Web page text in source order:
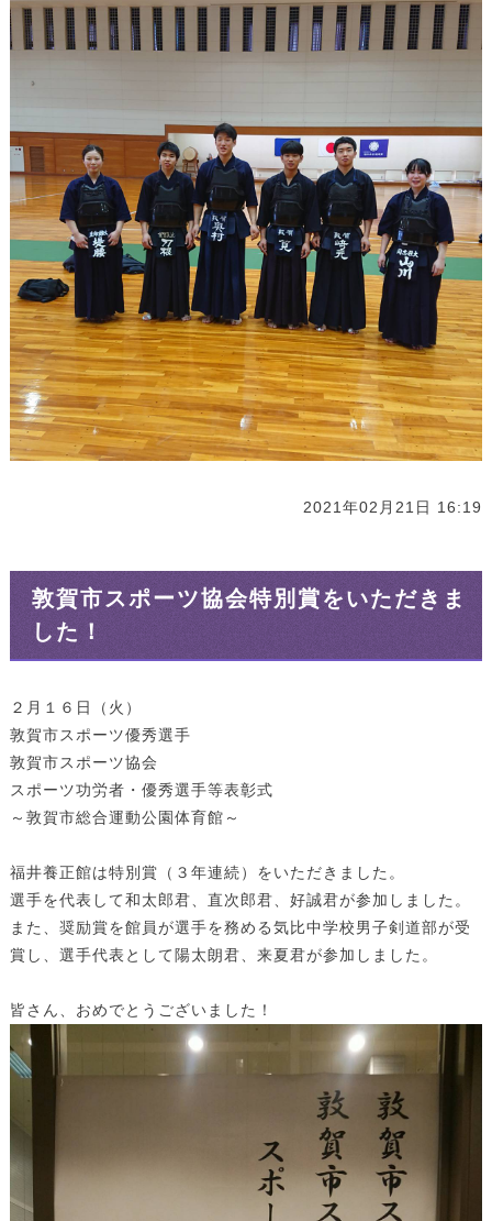
2021年02月21日 16:19
敦賀市スポーツ協会特別賞をいただきま
した！
２月１６日（火）
敦賀市スポーツ優秀選手
敦賀市スポーツ協会
スポーツ功労者・優秀選手等表彰式
～敦賀市総合運動公園体育館～
福井養正館は特別賞（３年連続）をいただきました。
選手を代表して和太郎君、直次郎君、好誠君が参加しました。
また、奨励賞を館員が選手を務める気比中学校男子剣道部が受
賞し、選手代表として陽太朗君、来夏君が参加しました。
皆さん、おめでとうございました！